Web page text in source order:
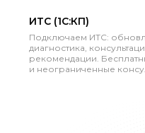
ИТС (1С:КП)
Подключаем ИТС:
диагностика,
рекомендации.
и неограниченные